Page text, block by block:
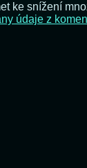
ke snížení
údaje z